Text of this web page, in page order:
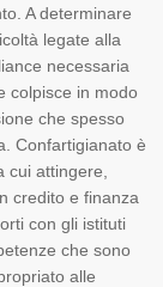
A determinare
legate alla
necessaria
colpisce in modo
che spesso
Confartigianato è
cui attingere,
credito e finanza
con gli istituti
che sono
alle